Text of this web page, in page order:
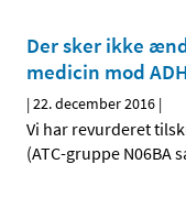
Der sker ikke
medicin mod
|22. december 2016 |
Vi har revurderet
(ATC-gruppe N06BA